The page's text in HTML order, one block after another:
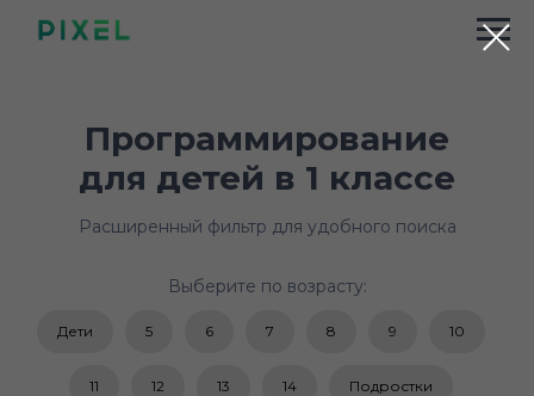
Программирование
для детей в 1 классе
Расширенный фильтр для удобного поиска
Выберите по возрасту:
Дети 5 6 7 8 9 10
11 12 13 14 Подростки